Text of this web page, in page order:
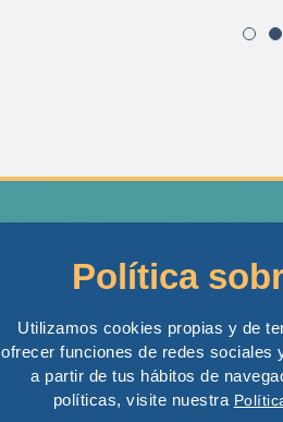
Política
Utilizamos cookies propias y de
ofrecer funciones de redes sociales
a partir de tus hábitos de
políticas, visite nuestra
Contacto
Excursiones Marítimas SL
Calle Alemania n 3,
Tel: +34 694 443 820
Cell: +34 602 519 239